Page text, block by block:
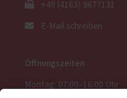
+49 (4163) 8677131
E-Mail schreiben
Öffnungszeiten
Montag: 07:00–16:00 Uhr